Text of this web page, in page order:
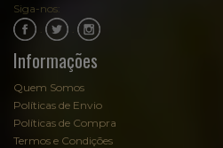
Siga-nos:
Informações
Quem Somos
Políticas de Envio
Políticas de Compra
Termos e Condições